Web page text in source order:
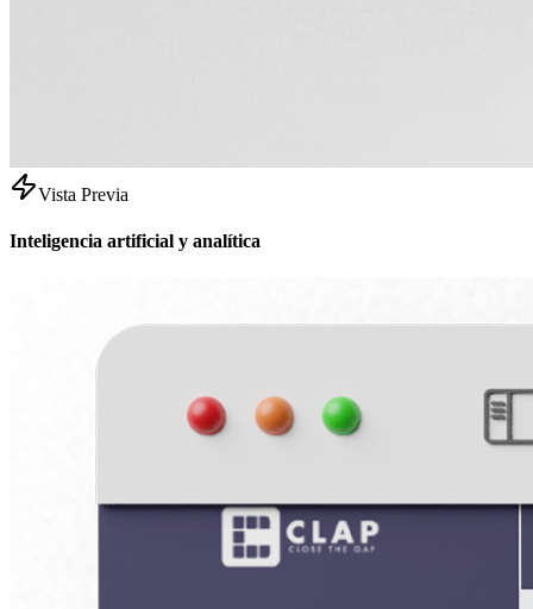
Vista Previa
Inteligencia artificial y analítica